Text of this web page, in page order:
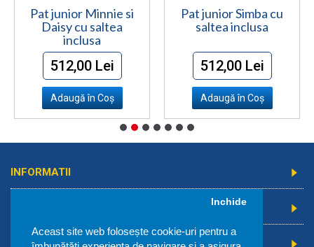
Aceast site web folosește cookie-uri pentru a
Inchide
Pat junior Minnie si
Daisy cu saltea
inclusa
512,00 Lei
Adaugă în Coş
Pat junior Simba cu
saltea inclusa
512,00 Lei
Adaugă în Coş
INFORMATII
EXTRA